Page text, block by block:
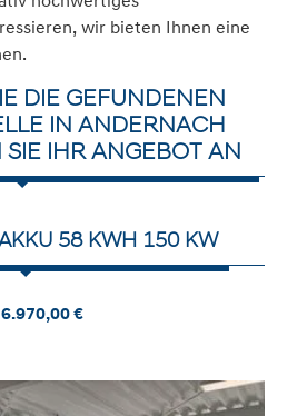
wir bieten Ihnen eine
DIE GEFUNDENEN
IN ANDERNACH
IHR ANGEBOT AN
58 KWH 150 KW
€